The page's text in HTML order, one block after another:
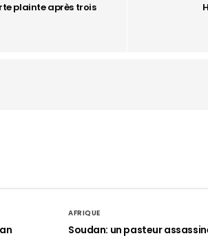
plainte après trois
AFRIQUE
Soudan: un pasteur